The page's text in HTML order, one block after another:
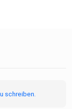
schreiben.